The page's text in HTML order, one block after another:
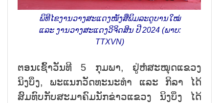
ພິທີໄຂງານວາງສະແດງໜັງສືພິມລະດູບານໃໝ່
ແລະ ງານວາງສະແດງວິຈິດສິນ ປີ 2024 (ພາບ:
TTXVN)
ຕອນເຊົ້າວັນທີ 5 ກຸມພາ, ຢູ່ຫໍສະໝຸດແຂວງ
ນິງບິ່ງ, ພະແນກວັດທະນະທຳ ແລະ ກິລາ ໄດ້
ສົມທົບກັບສະມາຄົມນັກຂ່າວແຂວງ ນິງບິ່ງ ໄດ້